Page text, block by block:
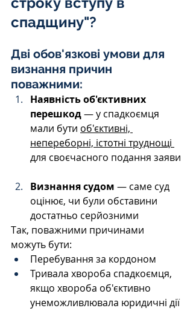
спадщину"?
Дві обов'язкові умови для
визнання причин
поважними:
Наявність об'єктивних
перешкод — у спадкоємця
мали бути об'єктивні,
непереборні, істотні труднощі
для своєчасного подання заяви
Визнання судом — саме суд
оцінює, чи були обставини
достатньо серйозними
Так, поважними причинами
можуть бути:
Перебування за кордоном
Тривала хвороба спадкоємця,
якщо хвороба об'єктивно
унеможливлювала юридичні дії